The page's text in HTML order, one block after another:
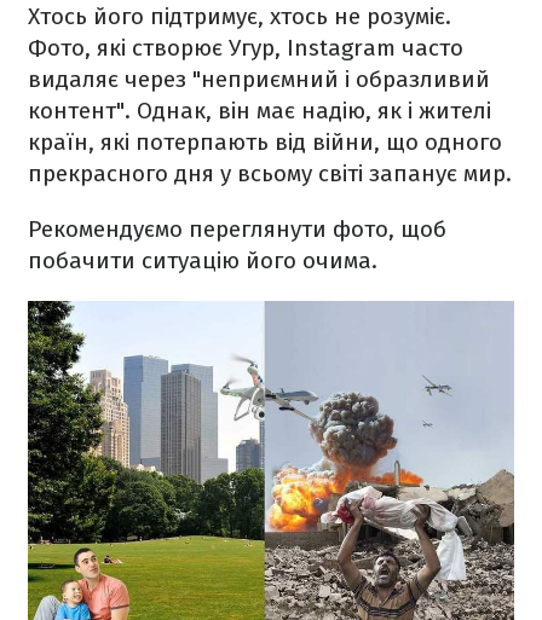
Хтось його підтримує, хтось не розуміє.
Фото, які створює Угур, Instagram часто
видаляє через "неприємний і образливий
контент". Однак, він має надію, як і жителі
країн, які потерпають від війни, що одного
прекрасного дня у всьому світі запанує мир.
Рекомендуємо переглянути фото, щоб
побачити ситуацію його очима.